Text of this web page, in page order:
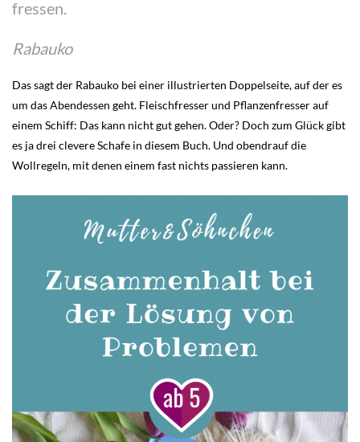
fressen.
Rabauko
Das sagt der Rabauko bei einer illustrierten Doppelseite, auf der es
um das Abendessen geht. Fleischfresser und Pflanzenfresser auf
einem Schiff: Das kann nicht gut gehen. Oder? Doch zum Glück gibt
es ja drei clevere Schafe in diesem Buch. Und obendrauf die
Wollregeln, mit denen einem fast nichts passieren kann.